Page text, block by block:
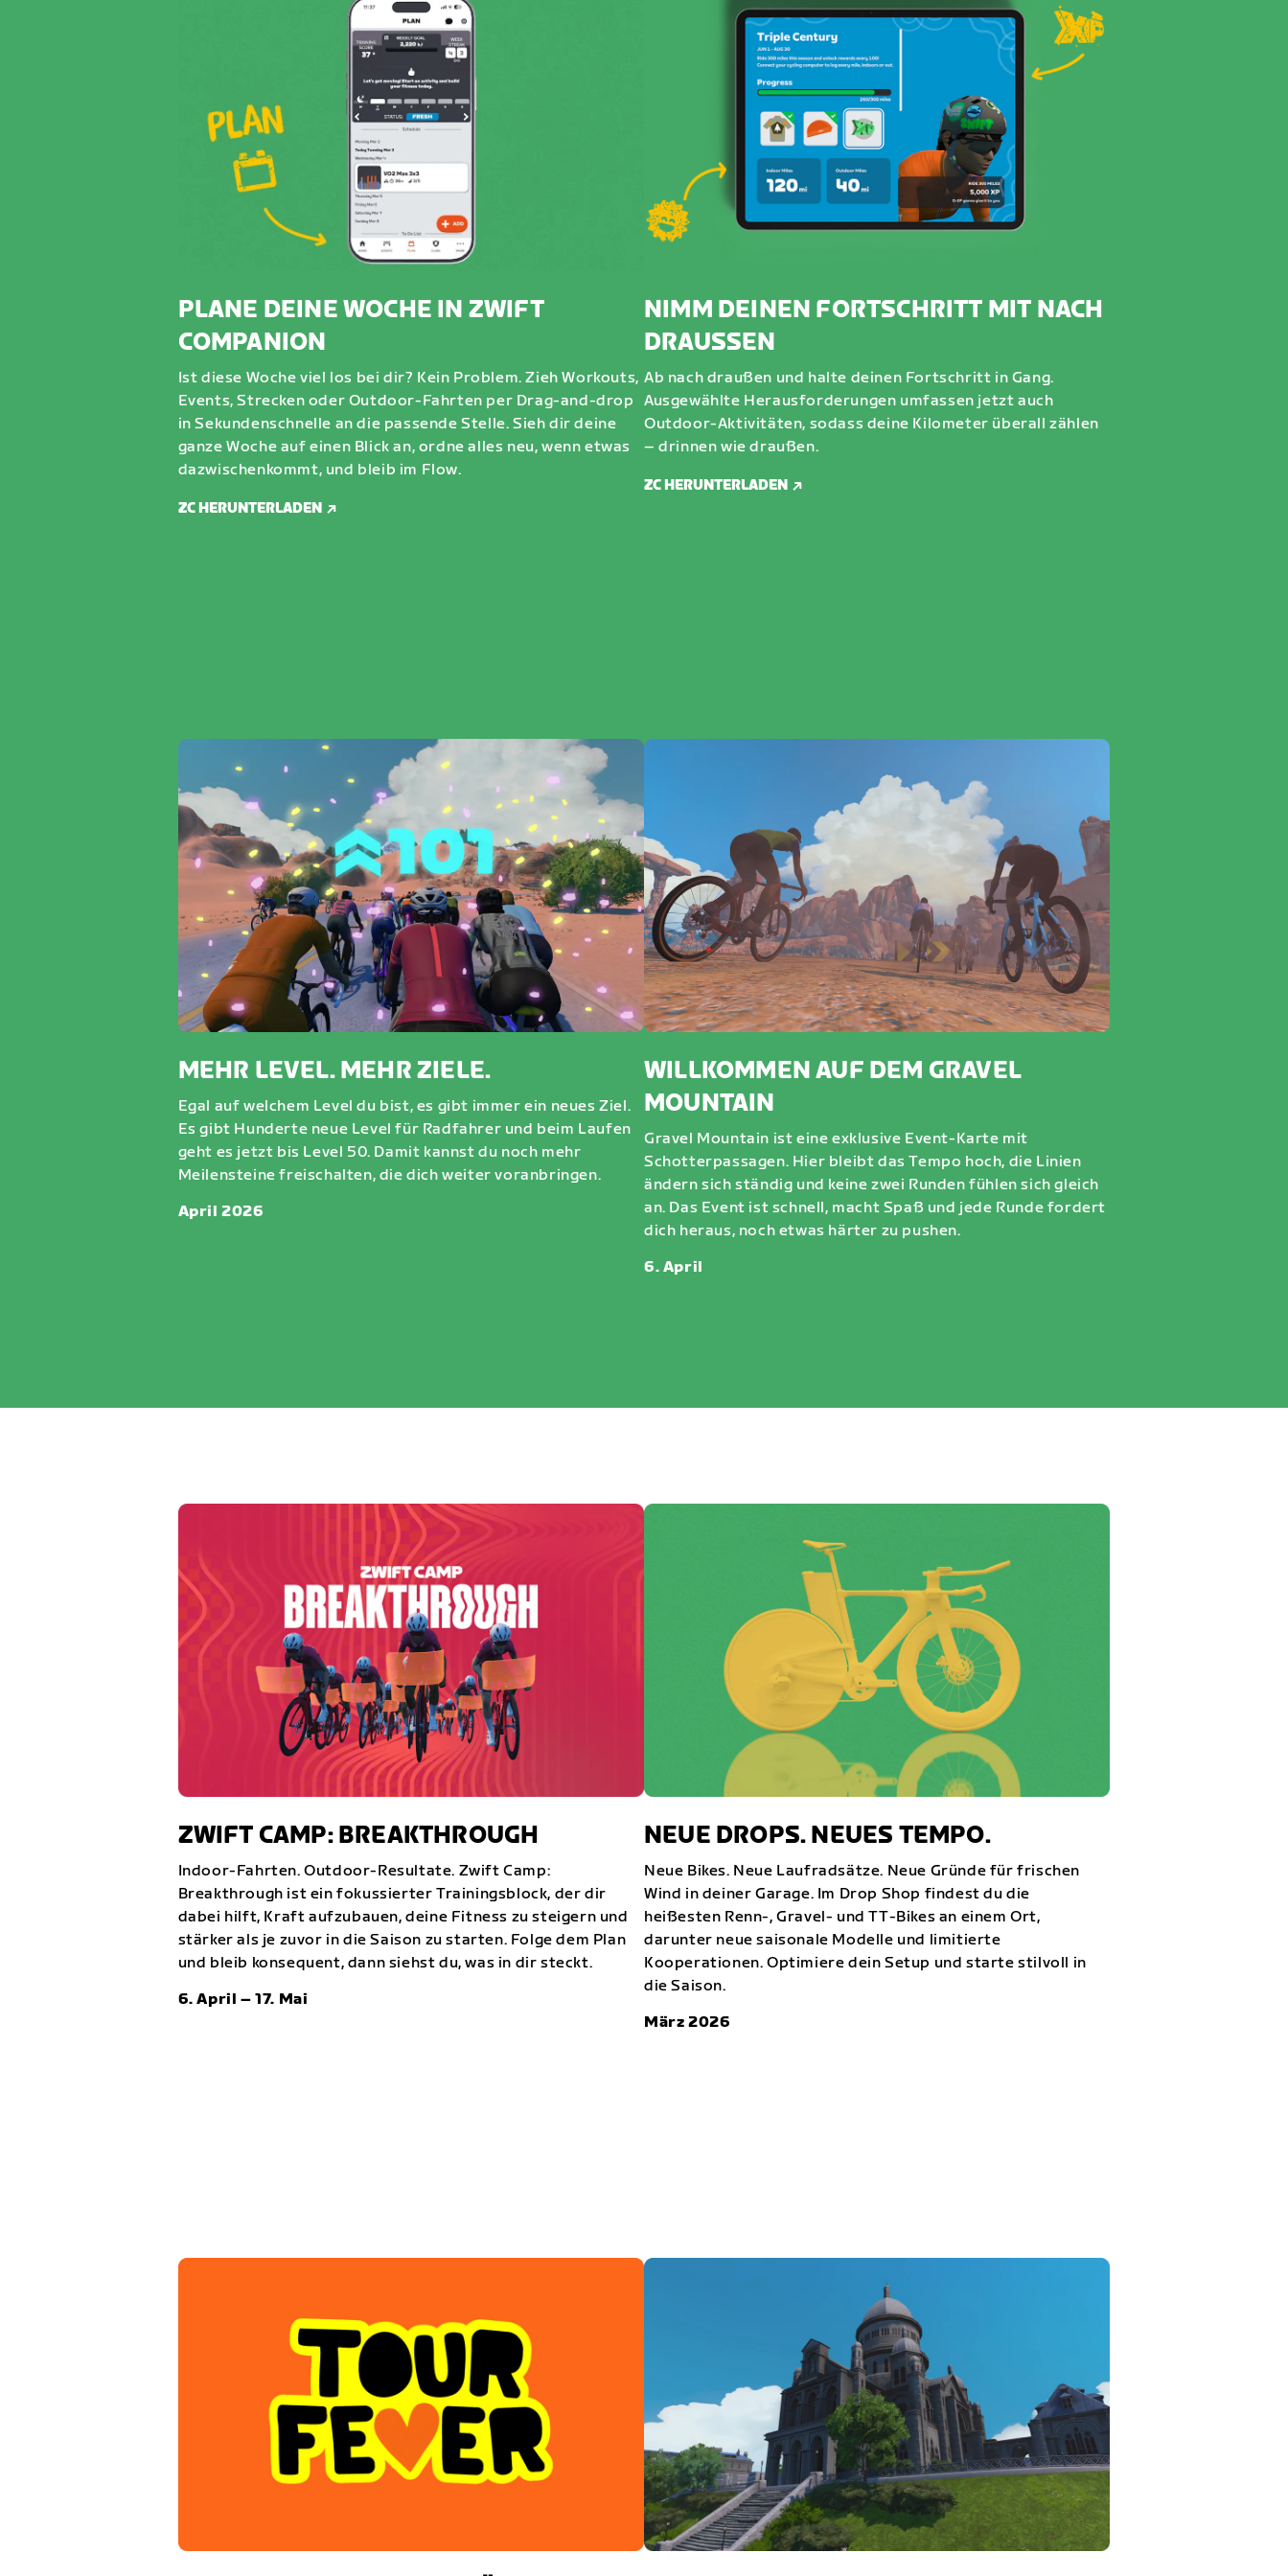
PLANE DEINE WOCHE IN ZWIFT
COMPANION
Ist diese Woche viel los bei dir? Kein Problem. Zieh Workouts,
Events, Strecken oder Outdoor-Fahrten per Drag-and-drop
in Sekundenschnelle an die passende Stelle. Sieh dir deine
ganze Woche auf einen Blick an, ordne alles neu, wenn etwas
dazwischenkommt, und bleib im Flow.
ZC HERUNTERLADEN
NIMM DEINEN FORTSCHRITT MIT NACH
DRAUSSEN
Ab nach draußen und halte deinen Fortschritt in Gang.
Ausgewählte Herausforderungen umfassen jetzt auch
Outdoor-Aktivitäten, sodass deine Kilometer überall zählen
– drinnen wie draußen.
ZC HERUNTERLADEN
MEHR LEVEL. MEHR ZIELE.
Egal auf welchem Level du bist, es gibt immer ein neues Ziel.
Es gibt Hunderte neue Level für Radfahrer und beim Laufen
geht es jetzt bis Level 50. Damit kannst du noch mehr
Meilensteine freischalten, die dich weiter voranbringen.
April 2026
WILLKOMMEN AUF DEM GRAVEL
MOUNTAIN
Gravel Mountain ist eine exklusive Event-Karte mit
Schotterpassagen. Hier bleibt das Tempo hoch, die Linien
ändern sich ständig und keine zwei Runden fühlen sich gleich
an. Das Event ist schnell, macht Spaß und jede Runde fordert
dich heraus, noch etwas härter zu pushen.
6. April
ZWIFT CAMP: BREAKTHROUGH
Indoor-Fahrten. Outdoor-Resultate. Zwift Camp:
Breakthrough ist ein fokussierter Trainingsblock, der dir
dabei hilft, Kraft aufzubauen, deine Fitness zu steigern und
stärker als je zuvor in die Saison zu starten. Folge dem Plan
und bleib konsequent, dann siehst du, was in dir steckt.
6. April – 17. Mai
NEUE DROPS. NEUES TEMPO.
Neue Bikes. Neue Laufradsätze. Neue Gründe für frischen
Wind in deiner Garage. Im Drop Shop findest du die
heißesten Renn-, Gravel- und TT-Bikes an einem Ort,
darunter neue saisonale Modelle und limitierte
Kooperationen. Optimiere dein Setup und starte stilvoll in
die Saison.
März 2026